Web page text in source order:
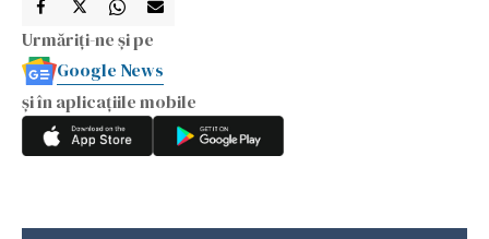
Urmăriți-ne și pe
Google News
și în aplicațiile mobile